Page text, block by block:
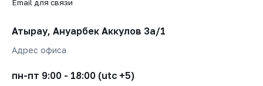
Email для связи
Атырау, Ануарбек Аккулов 3а/1
Адрес офиса
пн-пт 9:00 - 18:00 (utc +5)